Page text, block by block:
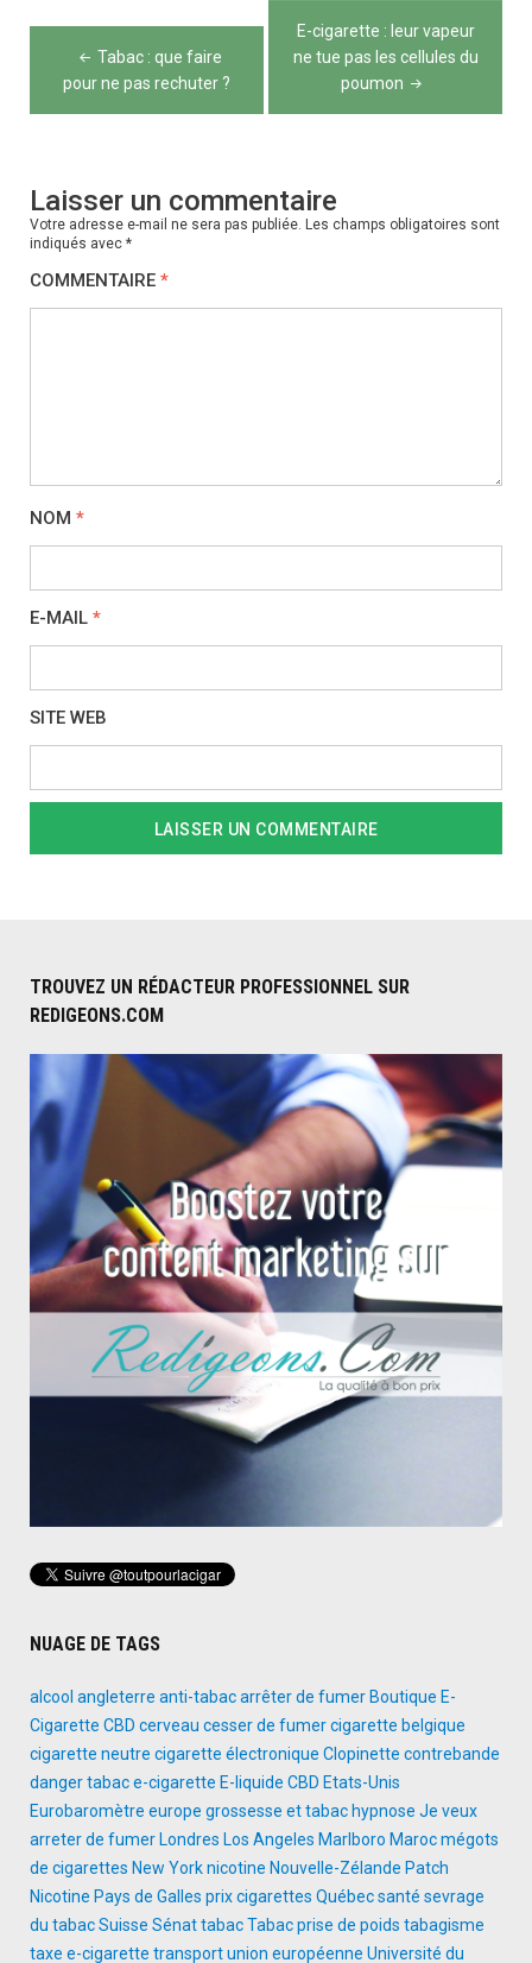
Navigation
de
l’article
Tabac : que faire
pour ne pas rechuter ?
E-cigarette : leur vapeur
ne tue pas les cellules du
poumon
Laisser un commentaire
Votre adresse e-mail ne sera pas publiée. Les champs obligatoires sont
indiqués avec *
COMMENTAIRE *
NOM *
E-MAIL *
SITE WEB
TROUVEZ UN RÉDACTEUR PROFESSIONNEL SUR
REDIGEONS.COM
NUAGE DE TAGS
alcool angleterre anti-tabacarrêter de fumer Boutique E-
Cigarette CBD cerveau cesser de fumercigarette belgique
cigarette neutre cigarette électronique Clopinette contrebande
danger tabace-cigarette E-liquide CBD Etats-Unis
Eurobaromètre europe grossesse et tabac hypnose Je veux
arreter de fumer Londres Los Angeles Marlboro Marocmégots
de cigarettes New Yorknicotine Nouvelle-Zélande Patch
Nicotine Pays de Galles prix cigarettes Québecsanté sevrage
du tabacSuisse SénattabacTabac prise de poids tabagisme
taxe e-cigarette transportunion européenne Université du